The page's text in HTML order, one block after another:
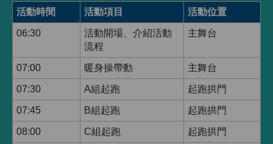
活動時間 活動項目 活動位置
06:30
活動開場、介紹活動
流程
主舞台
07:00 暖身操帶動 主舞台
07:30 A組起跑 起跑拱門
07:45 B組起跑 起跑拱門
08:00 C組起跑 起跑拱門